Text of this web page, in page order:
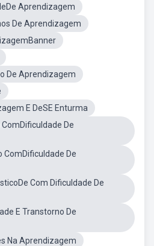
Aprendizagem
De Aprendizagem
De Aprendizagem
E DeSE Enturma
De
ComDificuldade De
Com Dificuldade De
E Transtorno De
Na Aprendizagem